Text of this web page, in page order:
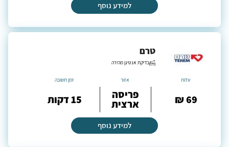
למידע נוסף
טרם
בדיקת אנטיגן מהירה
עלות
69 ₪
אזור
פריסה
ארצית
זמן תשובה
15 דקות
למידע נוסף